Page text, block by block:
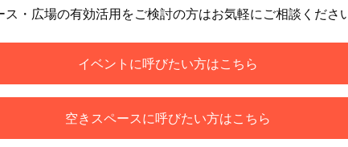
・広場の有効活用をご検討の方はお気軽にご相談くださ
イベントに呼びたい方はこちら
空きスペースに呼びたい方はこちら